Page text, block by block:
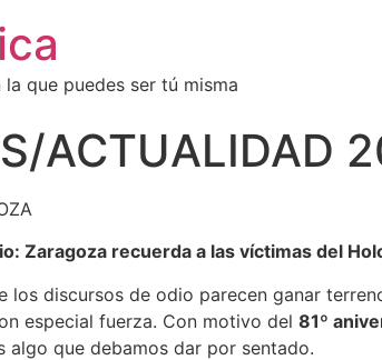
que puedes ser tú misma
ACTUALIDAD
Zaragoza recuerda a las víctimas del
los discursos de odio parecen ganar
especial fuerza. Con motivo del 81º
algo que debamos dar por sentado.